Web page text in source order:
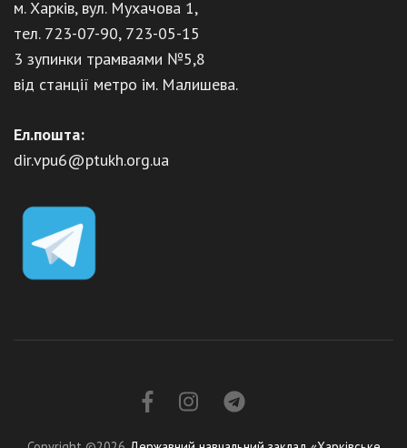
м. Харків, вул. Мухачова 1,
тел. 723-07-90, 723-05-15
3 зупинки трамваями №5,8
від станції метро ім. Малишева.
Ел.пошта:
dir.vpu6@ptukh.org.ua